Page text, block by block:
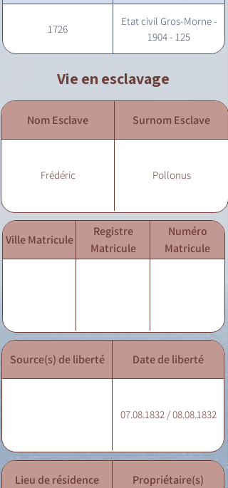
1726
Etat civil Gros-Morne -
1904 - 125
Vie en esclavage
Nom Esclave Surnom Esclave
Frédéric Pollonus
Ville Matricule
Registre
Matricule
Numéro
Matricule
Source(s) de liberté Date de liberté
07.08.1832 / 08.08.1832
Lieu de résidence Propriétaire(s)